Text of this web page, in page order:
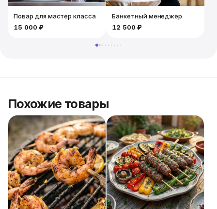
Повар для мастер класса
15 000 ₽
Банкетный менеджер
12 500 ₽
Похожие товары